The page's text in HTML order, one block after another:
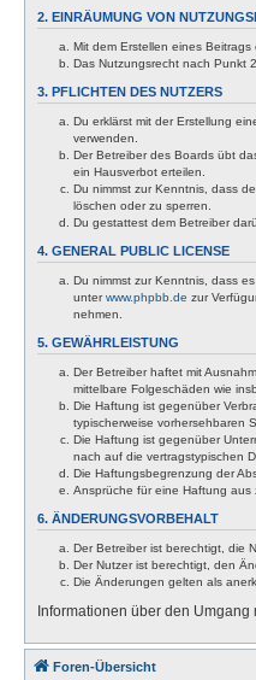
2. EINRÄUMUNG VON
Mit dem Erstellen eines
Das Nutzungsrecht nach Punkt
3. PFLICHTEN DES NUTZERS
Du erklärst mit der Erstellung
verwenden.
Der Betreiber des Boards übt
ein Hausverbot erteilen.
Du nimmst zur Kenntnis, dass
löschen oder zu sperren.
Du gestattest dem Betreiber
4. GENERAL PUBLIC LICENSE
Du nimmst zur Kenntnis, dass
unterwww.phpbb.de zur
nehmen.
5. GEWÄHRLEISTUNG
Der Betreiber haftet mit
mittelbare Folgeschäden wie
Die Haftung ist gegenüber
typischerweise vorhersehbaren
Die Haftung ist gegenüber
nach auf die vertragstypischen
Die Haftungsbegrenzung der
Ansprüche für eine Haftung aus
6. ÄNDERUNGSVORBEHALT
Der Betreiber ist berechtigt, die
Der Nutzer ist berechtigt, den
Die Änderungen gelten als
Informationen über den
Foren-Übersicht